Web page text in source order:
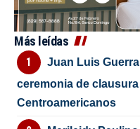
Más leídas
Juan Luis
ceremonia de
Centroamericanos